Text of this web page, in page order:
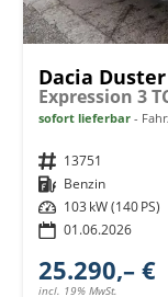
Dacia Duster
sofort lieferbar
Fahrzeugnr. 13751
Kraftstoff Benzin
Leistung 103 kW (140 PS)
01.06.2026
25.290,– €
incl. 19% MwSt.